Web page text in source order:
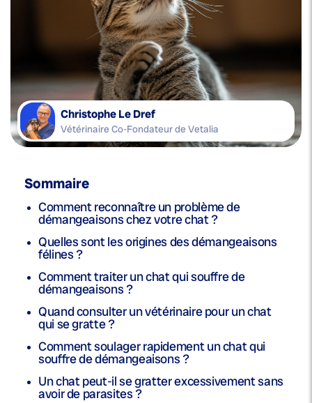
Christophe Le Dref
Vétérinaire Co-Fondateur de Vetalia
Sommaire
Comment reconnaître un problème de
démangeaisons chez votre chat ?
Quelles sont les origines des démangeaisons
félines ?
Comment traiter un chat qui souffre de
démangeaisons ?
Quand consulter un vétérinaire pour un chat
qui se gratte ?
Comment soulager rapidement un chat qui
souffre de démangeaisons ?
Un chat peut-il se gratter excessivement sans
avoir de parasites ?